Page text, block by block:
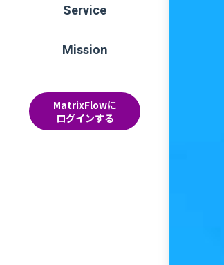
Service
Mission
MatrixFlowに
ログインする